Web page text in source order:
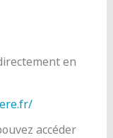
en
accéder